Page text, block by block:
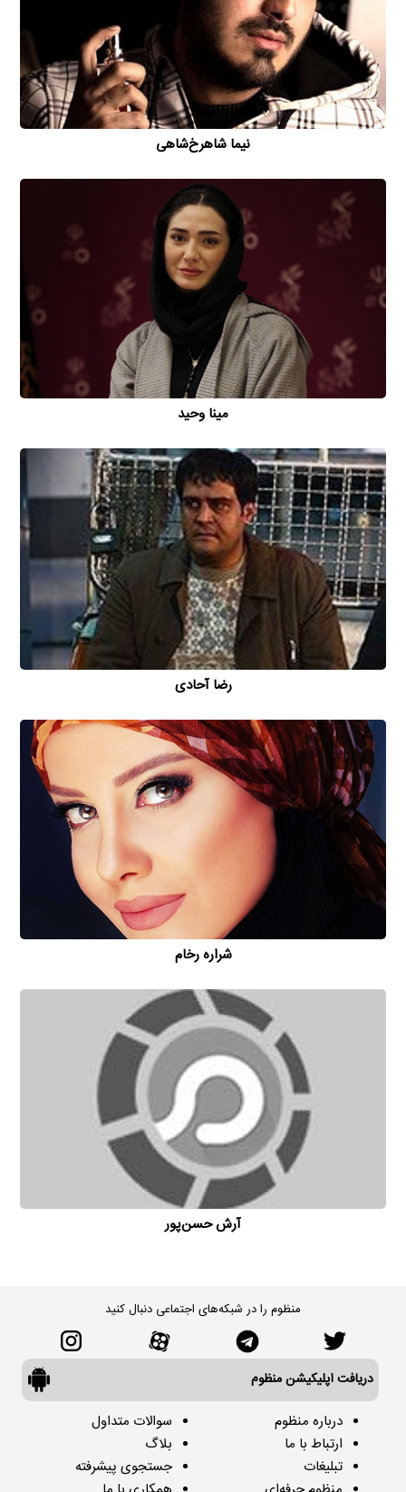
نیما شاهرخ‌شاهی
مینا وحید
رضا آحادی
شراره رخام
آرش حسن‌پور
منظوم را در شبکه‌های اجتماعی دنبال کنید
دریافت اپلیکیشن منظوم
درباره منظوم
ارتباط با ما
تبلیغات
سوالات متداول
بلاگ
جستجوی پیشرفته